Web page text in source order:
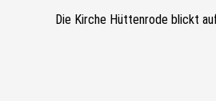
Die Kirche Hüttenrode blickt